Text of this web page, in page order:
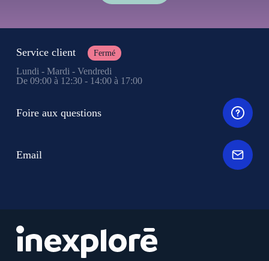
Service client Fermé
Lundi - Mardi - Vendredi
De 09:00 à 12:30 - 14:00 à 17:00
Foire aux questions
Email